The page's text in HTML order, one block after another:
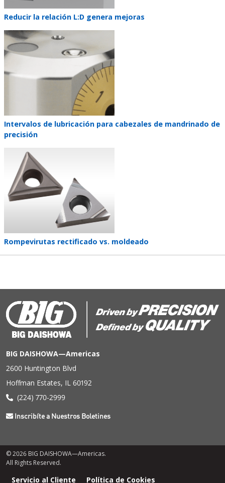
Teaser
Reducir la relación L:D genera mejoras
Teaser
image
Teaser
title
Intervalos de lubricación para cabezales de mandrinado de
precisión
Teaser
image
Teaser
Rompevirutas rectificado vs. moldeado
BIG DAISHOWA—Americas
2600 Huntington Blvd
Hoffman Estates, IL 60192
(224) 770-2999
Inscribíte a Nuestros Boletines
© 2026 BIG DAISHOWA—Americas.
All Rights Reserved.
Servicio al Cliente Política de Cookies